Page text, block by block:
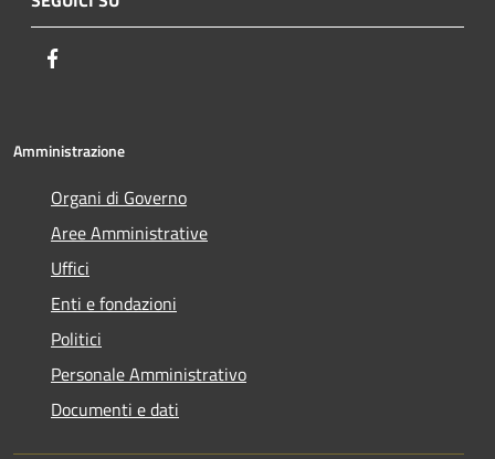
Amministrazione
Organi di Governo
Aree Amministrative
Uffici
Enti e fondazioni
Politici
Personale Amministrativo
Documenti e dati